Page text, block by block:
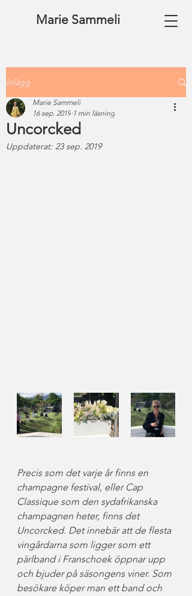
Marie Sammeli
Inlägg
Uncorcked
Marie Sammeli
16 sep. 2019 1 min läsning
Uppdaterat: 23 sep. 2019
Precis som det varje år finns en
champagne festival, eller Cap
Classique som den sydafrikanska
champagnen heter, finns det
Uncorcked. Det innebär att de flesta
vingårdarna som ligger som ett
pärlband i Franschoek öppnar upp
och bjuder på säsongens viner. Som
besökare köper man ett band och